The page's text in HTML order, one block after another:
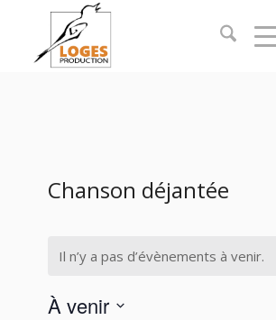
Chanson déjantée
Il n’y a pas d’évènements à venir.
À venir